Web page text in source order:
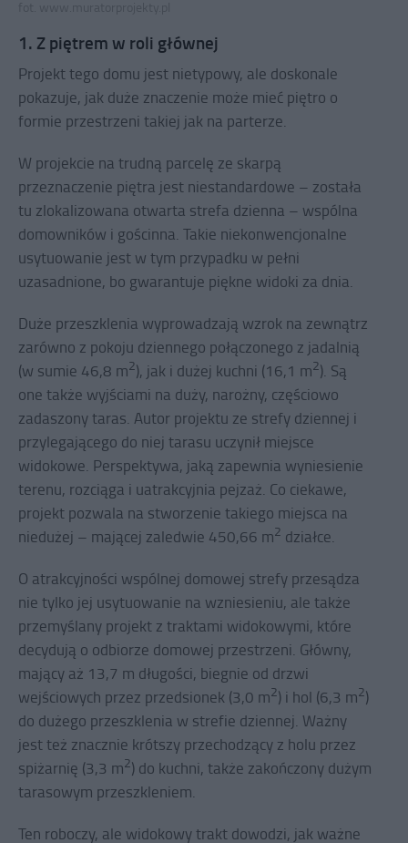
1. Z piętrem w roli głównej
Projekt tego domu jest nietypowy, ale doskonale
pokazuje, jak duże znaczenie może mieć piętro o
formie przestrzeni takiej jak na parterze.
W projekcie na trudną parcelę ze skarpą
przeznaczenie piętra jest niestandardowe – została
tu zlokalizowana otwarta strefa dzienna – wspólna
domowników i gościnna. Takie niekonwencjonalne
usytuowanie jest w tym przypadku w pełni
uzasadnione, bo gwarantuje piękne widoki za dnia.
Duże przeszklenia wyprowadzają wzrok na zewnątrz
zarówno z pokoju dziennego połączonego z jadalnią
(w sumie 46,8 m2), jak i dużej kuchni (16,1 m2). Są
one także wyjściami na duży, narożny, częściowo
zadaszony taras. Autor projektu ze strefy dziennej i
przylegającego do niej tarasu uczynił miejsce
widokowe. Perspektywa, jaką zapewnia wyniesienie
terenu, rozciąga i uatrakcyjnia pejzaż. Co ciekawe,
projekt pozwala na stworzenie takiego miejsca na
niedużej – mającej zaledwie 450,66 m2 działce.
O atrakcyjności wspólnej domowej strefy przesądza
nie tylko jej usytuowanie na wzniesieniu, ale także
przemyślany projekt z traktami widokowymi, które
decydują o odbiorze domowej przestrzeni. Główny,
mający aż 13,7 m długości, biegnie od drzwi
wejściowych przez przedsionek (3,0 m2) i hol (6,3 m2)
do dużego przeszklenia w strefie dziennej. Ważny
jest też znacznie krótszy przechodzący z holu przez
spiżarnię (3,3 m2) do kuchni, także zakończony dużym
tarasowym przeszkleniem.
Ten roboczy, ale widokowy trakt dowodzi, jak ważne